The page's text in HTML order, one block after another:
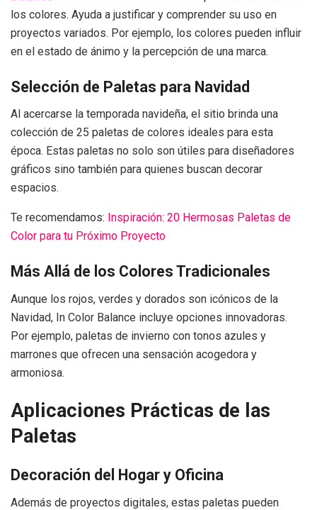
los colores. Ayuda a justificar y comprender su uso en
proyectos variados. Por ejemplo, los colores pueden influir
en el estado de ánimo y la percepción de una marca.
Selección de Paletas para Navidad
Al acercarse la temporada navideña, el sitio brinda una
colección de 25 paletas de colores ideales para esta
época. Estas paletas no solo son útiles para diseñadores
gráficos sino también para quienes buscan decorar
espacios.
Te recomendamos: Inspiración: 20 Hermosas Paletas de
Color para tu Próximo Proyecto
Más Allá de los Colores Tradicionales
Aunque los rojos, verdes y dorados son icónicos de la
Navidad, In Color Balance incluye opciones innovadoras.
Por ejemplo, paletas de invierno con tonos azules y
marrones que ofrecen una sensación acogedora y
armoniosa.
Aplicaciones Prácticas de las
Paletas
Decoración del Hogar y Oficina
Además de proyectos digitales, estas paletas pueden